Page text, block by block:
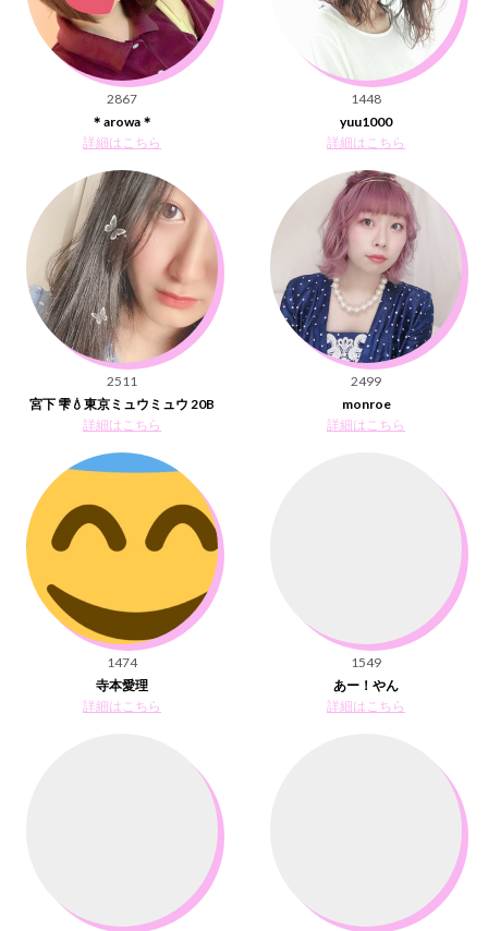
2867
＊arowa＊
詳細はこちら
1448
yuu1000
詳細はこちら
2511
宮下 雫💧東京ミュウミュウ 20B
詳細はこちら
2499
monroe
詳細はこちら
1474
寺本愛理
詳細はこちら
1549
あー！やん
詳細はこちら